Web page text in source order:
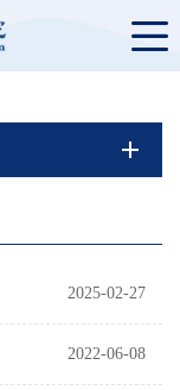
2025-02-27
2022-06-08